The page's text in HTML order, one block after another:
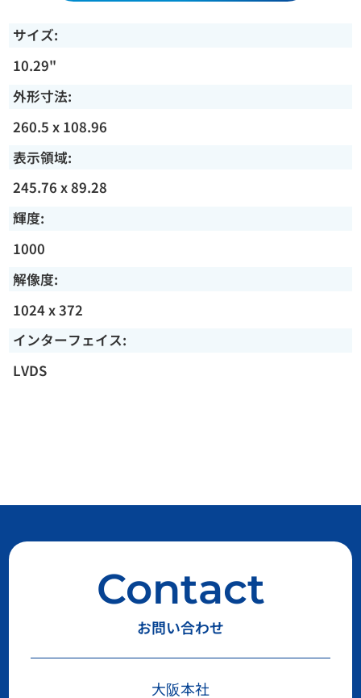
サイズ:
10.29"
外形寸法:
260.5 x 108.96
表示領域:
245.76 x 89.28
輝度:
1000
解像度:
1024 x 372
インターフェイス:
LVDS
Contact
お問い合わせ
大阪本社